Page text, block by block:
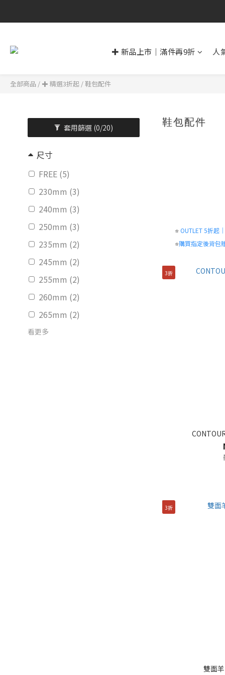
✚ 新品上市｜滿件再9折 人
全部商品 / ✚ 精選3折起 /鞋包配件
套用篩選 (0/20)
尺寸
FREE (5)
230mm (3)
240mm (3)
250mm (3)
235mm (2)
245mm (2)
255mm (2)
260mm (2)
265mm (2)
看更多
鞋包配件
⭐OUTLET 5折起
⭐購買指定後背包
3折
3折
雙面